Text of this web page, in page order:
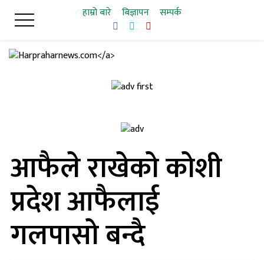
हाम्रो बारे बिज्ञापन सम्पर्क
आफैले राखेको कोशी
प्रदेश आफैलाई
गलपासो बन्दै